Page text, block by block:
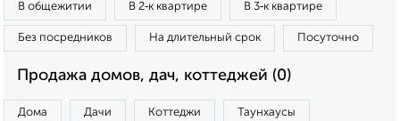
В общежитии В 2‑к квартире В 3‑к квартире
Без посредников На длительный срок Посуточно
Продажа домов, дач, коттеджей (0)
Дома Дачи Коттеджи Таунхаусы